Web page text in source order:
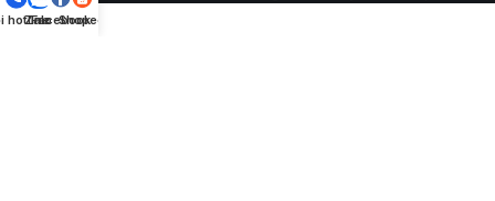
hotline
Zalo
Facebook
Shopee